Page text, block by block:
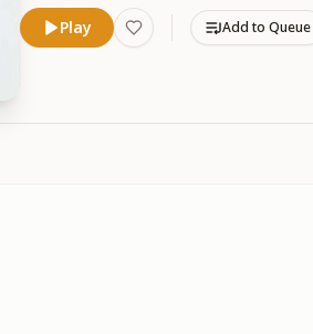
Play Add to Queue